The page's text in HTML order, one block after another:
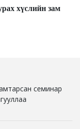
хүслийн зам
семинар